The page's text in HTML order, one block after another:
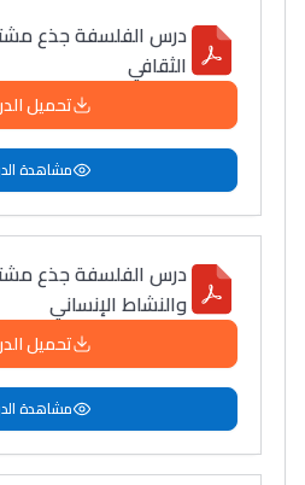
درس الفلسفة جذع
الثقافي
تحميل
مشاهدة
درس الفلسفة جذع
والنشاط الإنساني
تحميل
مشاهدة